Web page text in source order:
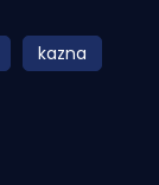
kazna